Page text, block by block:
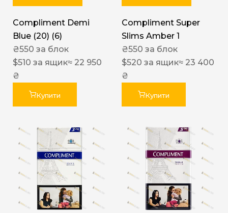
Compliment Demi
Blue (20) (6)
₴550 за блок
$510 за ящик≈ 22 950
₴
Купити
Compliment Super
Slims Amber 1
₴550 за блок
$520 за ящик≈ 23 400
₴
Купити